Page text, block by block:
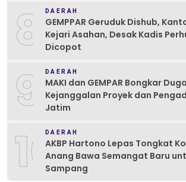
8 DAERAH
GEMPPAR Geruduk Dishub,
Kejari Asahan, Desak Kadis
Dicopot
9 DAERAH
MAKI dan GEMPAR Bongkar
Kejanggalan Proyek dan
Jatim
10DAERAH
AKBP Hartono Lepas Tongkat
Anang Bawa Semangat Baru
Sampang